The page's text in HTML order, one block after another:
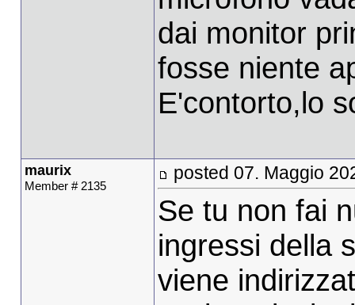
dai monitor
fosse niente
E'contorto,lo
maurix
Member # 2135
posted 07. Maggio
Se tu non fai
ingressi della
viene